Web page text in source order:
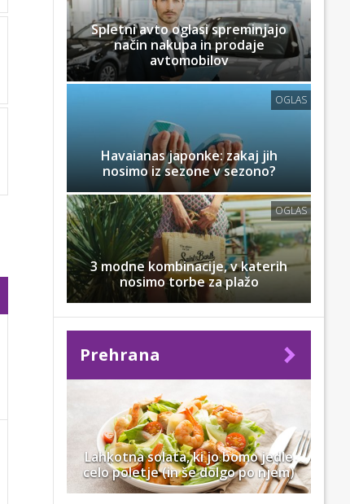
Spletni avto oglasi spreminjajo
način nakupa in prodaje
avtomobilov
OGLAS
Havaianas japonke: zakaj jih
nosimo iz sezone v sezono?
OGLAS
3 modne kombinacije, v katerih
nosimo torbe za plažo
Prehrana
Lahkotna solata, ki jo bomo jedle
celo poletje (in še dolgo po njem)